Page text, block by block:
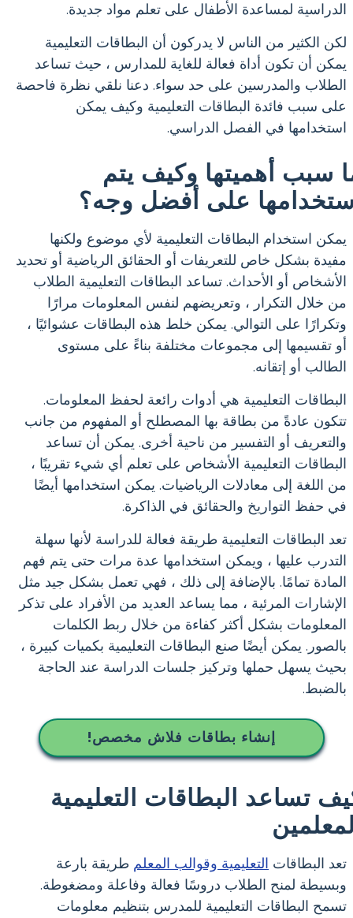
الدراسية لمساعدة الأطفال على تعلم مواد جديدة.
لكن الكثير من الناس لا يدركون أن البطاقات التعليمية
يمكن أن تكون أداة فعالة للغاية للمدارس ، حيث تساعد
الطلاب والمدرسين على حد سواء. دعنا نلقي نظرة فاحصة
على سبب فائدة البطاقات التعليمية وكيف يمكن
استخدامها في الفصل الدراسي.
سبب أهميتها وكيف يتم
على أفضل وجه؟
يمكن استخدام البطاقات التعليمية لأي موضوع ولكنها
مفيدة بشكل خاص للتعريفات أو الحقائق الرياضية أو تحديد
الأشخاص أو الأحداث. تساعد البطاقات التعليمية الطلاب
من خلال التكرار ، وتعريضهم لنفس المعلومات مرارًا
وتكرارًا على التوالي. يمكن خلط هذه البطاقات عشوائيًا ،
أو تقسيمها إلى مجموعات مختلفة بناءً على مستوى
الطالب أو إتقانه.
البطاقات التعليمية هي أدوات رائعة لحفظ المعلومات.
تتكون عادةً من بطاقة بها المصطلح أو المفهوم من جانب
والتعريف أو التفسير من ناحية أخرى. يمكن أن تساعد
البطاقات التعليمية الأشخاص على تعلم أي شيء تقريبًا ،
من اللغة إلى معادلات الرياضيات. يمكن استخدامها أيضًا
في حفظ التواريخ والحقائق في الذاكرة.
تعد البطاقات التعليمية طريقة فعالة للدراسة لأنها سهلة
التدرب عليها ، ويمكن استخدامها عدة مرات حتى يتم فهم
المادة تمامًا. بالإضافة إلى ذلك ، فهي تعمل بشكل جيد مثل
الإشارات المرئية ، مما يساعد العديد من الأفراد على تذكر
المعلومات بشكل أكثر كفاءة من خلال ربط الكلمات
بالصور. يمكن أيضًا صنع البطاقات التعليمية بكميات كبيرة ،
بحيث يسهل حملها وتركيز جلسات الدراسة عند الحاجة
بالضبط.
إنشاء بطاقات فلاش مخصص!
تساعد البطاقات التعليمية
تعد البطاقات التعليمية وقوالب المعلم طريقة بارعة
وبسيطة لمنح الطلاب دروسًا فعالة وفاعلة ومضغوطة.
تسمح البطاقات التعليمية للمدرس بتنظيم معلومات